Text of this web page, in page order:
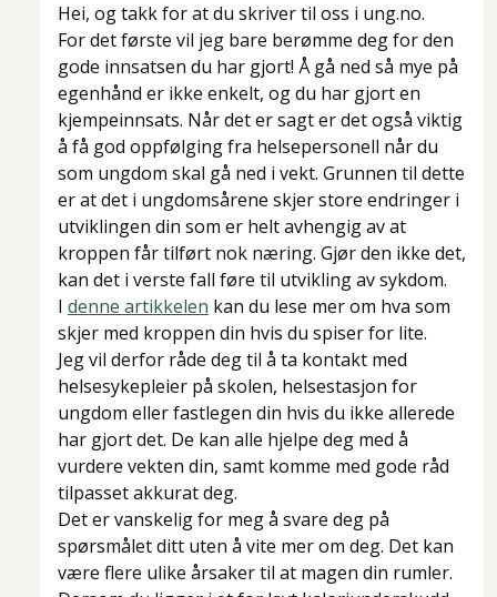
Hei, og takk for at du skriver til oss i ung.no.
For det første vil jeg bare berømme deg for den
gode innsatsen du har gjort! Å gå ned så mye på
egenhånd er ikke enkelt, og du har gjort en
kjempeinnsats. Når det er sagt er det også viktig
å få god oppfølging fra helsepersonell når du
som ungdom skal gå ned i vekt. Grunnen til dette
er at det i ungdomsårene skjer store endringer i
utviklingen din som er helt avhengig av at
kroppen får tilført nok næring. Gjør den ikke det,
kan det i verste fall føre til utvikling av sykdom.
I denne artikkelen kan du lese mer om hva som
skjer med kroppen din hvis du spiser for lite.
Jeg vil derfor råde deg til å ta kontakt med
helsesykepleier på skolen, helsestasjon for
ungdom eller fastlegen din hvis du ikke allerede
har gjort det. De kan alle hjelpe deg med å
vurdere vekten din, samt komme med gode råd
tilpasset akkurat deg.
Det er vanskelig for meg å svare deg på
spørsmålet ditt uten å vite mer om deg. Det kan
være flere ulike årsaker til at magen din rumler.